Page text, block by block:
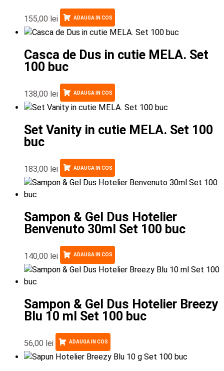
155,00 lei ADAUGA IN COS
Casca de Dus in cutie MELA. Set
100 buc
138,00 lei ADAUGA IN COS
Set Vanity in cutie MELA. Set 100
buc
183,00 lei ADAUGA IN COS
Sampon & Gel Dus Hotelier
Benvenuto 30ml Set 100 buc
140,00 lei ADAUGA IN COS
Sampon & Gel Dus Hotelier Breezy
Blu 10 ml Set 100 buc
56,00 lei ADAUGA IN COS